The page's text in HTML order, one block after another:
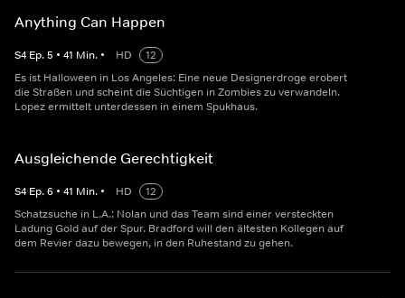
Anything Can Happen
S4 Ep.5 • 41 Min. • HD
12
Es ist Halloween in Los Angeles: Eine neue Designerdroge erobert
die Straßen und scheint die Süchtigen in Zombies zu verwandeln.
Lopez ermittelt unterdessen in einem Spukhaus.
Ausgleichende Gerechtigkeit
S4 Ep.6 • 41 Min. • HD
12
Schatzsuche in L.A.: Nolan und das Team sind einer versteckten
Ladung Gold auf der Spur. Bradford will den ältesten Kollegen auf
dem Revier dazu bewegen, in den Ruhestand zu gehen.